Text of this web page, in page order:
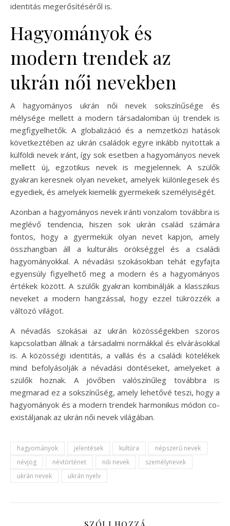
identitás megerősítéséről is.
Hagyományok és
modern trendek az
ukrán női nevekben
A hagyományos ukrán női nevek sokszínűsége és
mélysége mellett a modern társadalomban új trendek is
megfigyelhetők. A globalizáció és a nemzetközi hatások
következtében az ukrán családok egyre inkább nyitottak a
külföldi nevek iránt, így sok esetben a hagyományos nevek
mellett új, egzotikus nevek is megjelennek. A szülők
gyakran keresnek olyan neveket, amelyek különlegesek és
egyediek, és amelyek kiemelik gyermekeik személyiségét.
Azonban a hagyományos nevek iránti vonzalom továbbra is
meglévő tendencia, hiszen sok ukrán család számára
fontos, hogy a gyermekük olyan nevet kapjon, amely
összhangban áll a kulturális örökséggel és a családi
hagyományokkal. A névadási szokásokban tehát egyfajta
egyensúly figyelhető meg a modern és a hagyományos
értékek között. A szülők gyakran kombinálják a klasszikus
neveket a modern hangzással, hogy ezzel tükrözzék a
változó világot.
A névadás szokásai az ukrán közösségekben szoros
kapcsolatban állnak a társadalmi normákkal és elvárásokkal
is. A közösségi identitás, a vallás és a családi kötelékek
mind befolyásolják a névadási döntéseket, amelyeket a
szülők hoznak. A jövőben valószínűleg továbbra is
megmarad ez a sokszínűség, amely lehetővé teszi, hogy a
hagyományok és a modern trendek harmonikus módon co-
existáljanak az ukrán női nevek világában.
hagyományok jelentések kultúra
népszerű nevek
névjog
névtörténet női nevek
személynevek
ukrán nevek
ukrán nyelv